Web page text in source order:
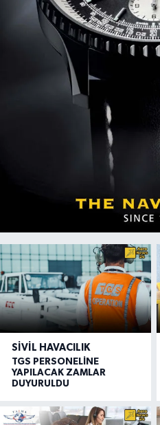
SIVIL HAVACILIK
TGS PERSONELİNE
YAPILACAK ZAMLAR
DUYURULDU